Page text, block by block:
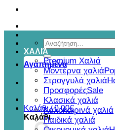
Αναζήτηση
για:
Αγαπημένα
Καλάθι /0,00€
Καλάθι
ΧΑΛΙΆ
Premium Χαλιά
Μοντέρνα χαλιά
Στρογγυλά χαλιά
Προσφορές
Κλασικά χαλιά
Καλοκαιρινά χαλιά
Παιδικά χαλιά